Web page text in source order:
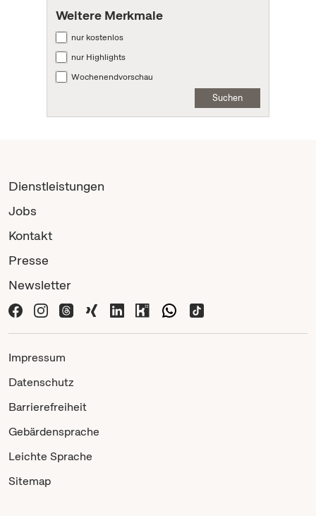
Weitere Merkmale
nur kostenlos
nur Highlights
Wochenendvorschau
Suchen
Dienstleistungen
Jobs
Kontakt
Presse
Newsletter
Impressum
Datenschutz
Barrierefreiheit
Gebärdensprache
Leichte Sprache
Sitemap